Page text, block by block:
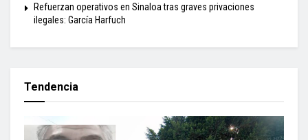
Refuerzan operativos en Sinaloa tras graves privaciones
ilegales: García Harfuch
Tendencia